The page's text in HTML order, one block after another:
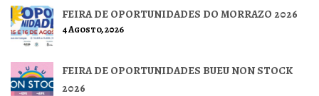
FEIRA DE OPORTUNIDADES DO MORRAZO 2026
4 Agosto, 2026
FEIRA DE OPORTUNIDADES BUEU NON STOCK
2026